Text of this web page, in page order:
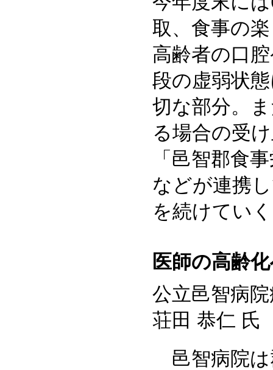
取、食事の
高齢者の口
段の虚弱状
切な部分。
る場合の受
「邑智郡食
などが連携
を続けてい
医師の高齢
公立邑智病
荘田 恭仁 氏
邑智病院は